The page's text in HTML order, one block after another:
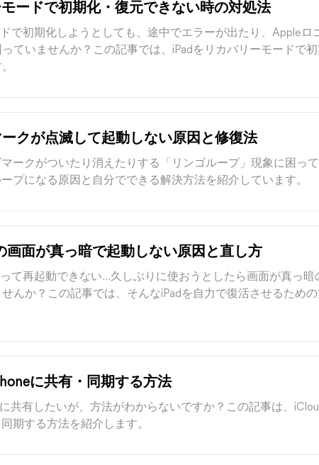
ードで初期化・復元できない時の対処法
で初期化しようとしても、途中でエラーが出たり、Appleロ
ていませんか？この記事では、iPadをリカバリーモードで
クが点滅して起動しない原因と修復法
ークがついたり消えたりする「リンゴループ」現象に困っ
プになる原因と自分でできる解決方法を紹介しています。
画面が真っ暗で起動しない原因と直し方
て再起動できない…久しぶりに使おうとしたら画面が真っ
せんか？この記事では、そんなiPadを自力で復活させるため
に共有・同期する方法
共有したいが、方法がわからないですか？この記事は、
期する方法を紹介します。